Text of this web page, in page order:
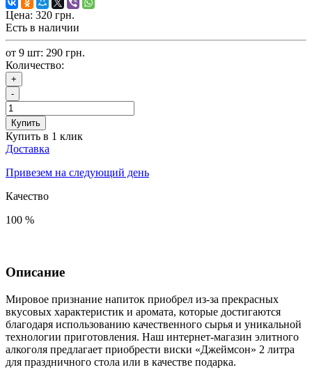
Цена: 320 грн.
Есть в наличии
от 9 шт: 290 грн.
Количество:
+
-
Купить
Купить в 1 клик
Доставка
Привезем на следующий день
Качество
100 %
Описание
Мировое признание напиток приобрел из-за прекрасных
вкусовых характеристик и аромата, которые достигаются
благодаря использованию качественного сырья и уникальной
технологии приготовления. Наш интернет-магазин элитного
алкоголя предлагает приобрести виски «Джеймсон» 2 литра
для праздничного стола или в качестве подарка.